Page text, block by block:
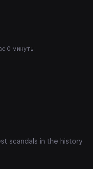
0 минуты
scandals in the history